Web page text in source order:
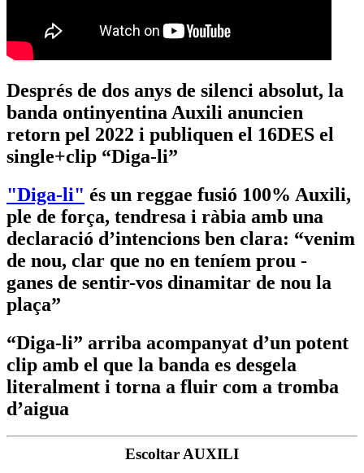
Després de dos anys de silenci absolut, la
banda ontinyentina Auxili anuncien
retorn pel 2022 i publiquen el 16DES el
single+clip “Diga-li”
"Diga-li" és un reggae fusió 100% Auxili,
ple de força, tendresa i ràbia amb una
declaració d’intencions ben clara: “venim
de nou, clar que no en teníem prou -
ganes de sentir-vos dinamitar de nou la
plaça”
“Diga-li” arriba acompanyat d’un potent
clip amb el que la banda es desgela
literalment i torna a fluir com a tromba
d’aigua
Escoltar AUXILI